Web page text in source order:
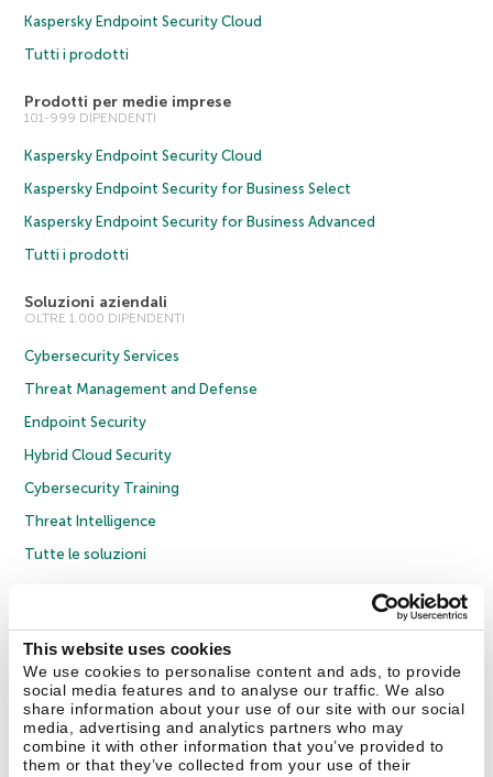
This website uses cookies
We use cookies to personalise content and ads, to provide
social media features and to analyse our traffic. We also
share information about your use of our site with our social
media, advertising and analytics partners who may
combine it with other information that you’ve provided to
them or that they’ve collected from your use of their
Kaspersky Endpoint Security Cloud
Tutti i prodotti
Prodotti per medie imprese
101-999 DIPENDENTI
Kaspersky Endpoint Security Cloud
Kaspersky Endpoint Security for Business Select
Kaspersky Endpoint Security for Business Advanced
Tutti i prodotti
Soluzioni aziendali
OLTRE 1.000 DIPENDENTI
Cybersecurity Services
Threat Management and Defense
Endpoint Security
Hybrid Cloud Security
Cybersecurity Training
Threat Intelligence
Tutte le soluzioni
Informativa sulla privacy
Policy anticorruzione
Contratto di licenza B2C
Cookies
Contatti Chi siamo Partner Blog Centro risorse Comunicati stampa
Securelist Eugene Personal Blog Encyclopedia